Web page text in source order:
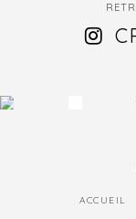
ACCUEIL